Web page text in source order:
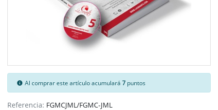
Al comprar este artículo acumulará7 puntos
Referencia: FGMCJML/FGMC-JML